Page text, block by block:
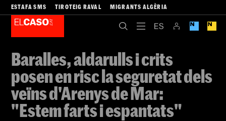
ESTAFA SMS TIROTEIG RAVAL MIGRANTS ALGÈRIA
Baralles, aldarulls i crits
posen en risc la seguretat dels
veïns d'Arenys de Mar:
"Estem farts i espantats"